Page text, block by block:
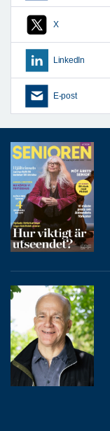
X
LinkedIn
E-post